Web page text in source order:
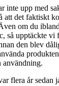
inte upp med
att det faktiskt
om du
så upptäckte vi
den blev
användning.
flera år sedan